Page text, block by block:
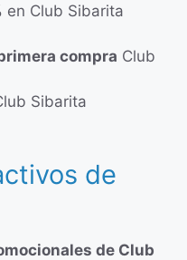
en Club Sibarita
compra Club
Sibarita
de
de Club